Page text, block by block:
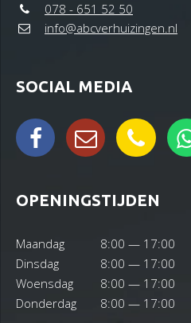
078 - 651 52 50
info@abcverhuizingen.nl
SOCIAL MEDIA
OPENINGSTIJDEN
Maandag
8:00 — 17:00
Dinsdag
8:00 — 17:00
Woensdag
8:00 — 17:00
Donderdag
8:00 — 17:00